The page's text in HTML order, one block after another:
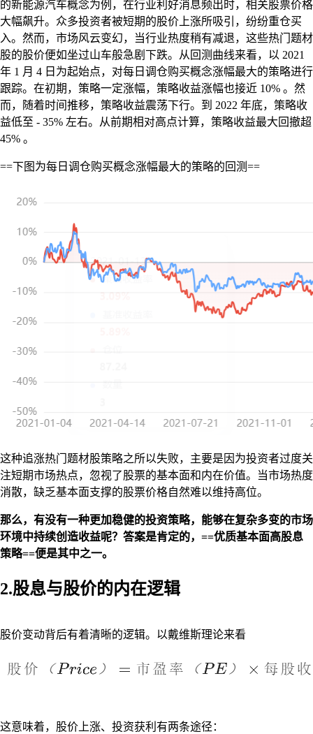
的新能源汽车概念为例，在行业利好消息频出时，相关股票价格
大幅飙升。众多投资者被短期的股价上涨所吸引，纷纷重仓买
入。然而，市场风云变幻，当行业热度稍有减退，这些热门题材
股的股价便如坐过山车般急剧下跌。从回测曲线来看，以 2021
年 1 月 4 日为起始点，对每日调仓购买概念涨幅最大的策略进行
跟踪。在初期，策略一定涨幅，策略收益涨幅也接近 10% 。然
而，随着时间推移，策略收益震荡下行。到 2022 年底，策略收
益低至 - 35% 左右。从前期相对高点计算，策略收益最大回撤超
45% 。
==下图为每日调仓购买概念涨幅最大的策略的回测==
这种追涨热门题材股策略之所以失败，主要是因为投资者过度关
注短期市场热点，忽视了股票的基本面和内在价值。当市场热度
消散，缺乏基本面支撑的股票价格自然难以维持高位。
那么，有没有一种更加稳健的投资策略，能够在复杂多变的市场
环境中持续创造收益呢？答案是肯定的，==优质基本面高股息
策略==便是其中之一。
2.股息与股价的内在逻辑
股价变动背后有着清晰的逻辑。以戴维斯理论来看
这意味着，股价上涨、投资获利有两条途径：